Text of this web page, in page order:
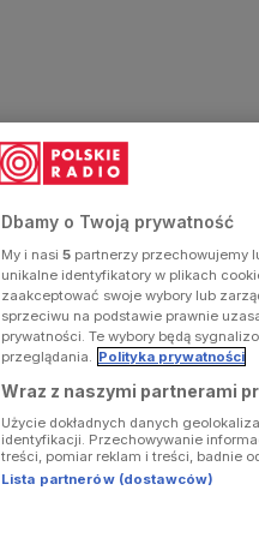
Dbamy o Twoją prywatność
My i nasi 5 partnerzy przechowujemy
unikalne identyfikatory w plikach
zaakceptować swoje wybory lub
sprzeciwu na podstawie prawnie
prywatności. Te wybory będą
przeglądania. Polityka prywatności
Wraz z naszymi partnerami
Użycie dokładnych danych
identyfikacji. Przechowywanie
treści, pomiar reklam i treści, badnie
Lista partnerów (dostawców)